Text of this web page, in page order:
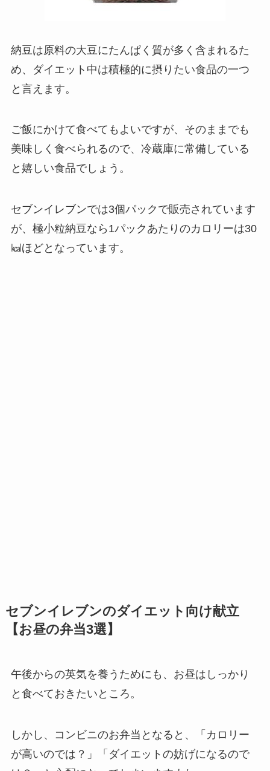
納豆は原料の大豆にたんぱく質が多く含まれるた
め、ダイエット中は積極的に摂りたい食品の一つ
と言えます。
ご飯にかけて食べてもよいですが、そのままでも
美味しく食べられるので、冷蔵庫に常備している
と嬉しい食品でしょう。
セブンイレブンでは3個パックで販売されています
が、極小粒納豆なら1パックあたりのカロリーは30
㎉ほどとなっています。
セブンイレブンのダイエット向け献立
【お昼の弁当3選】
午後からの英気を養うためにも、お昼はしっかり
と食べておきたいところ。
しかし、コンビニのお弁当となると、「カロリー
が高いのでは？」「ダイエットの妨げになるので